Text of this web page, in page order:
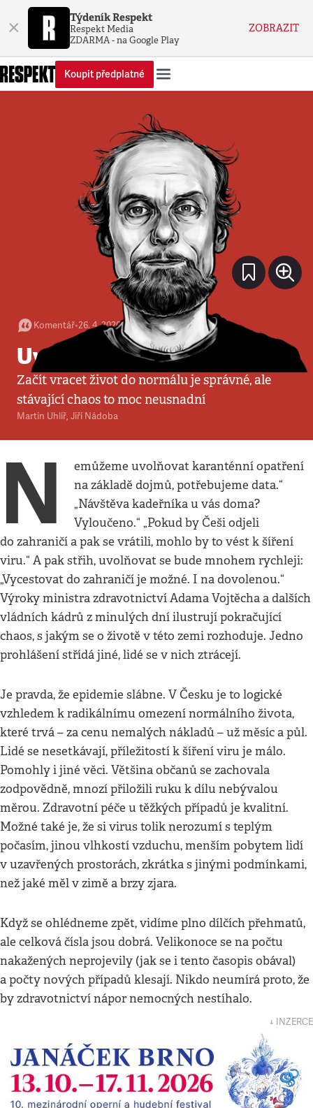
× Týdeník Respekt
Respekt Media
ZDARMA - na Google Play
ZOBRAZIT
Koupit předplatné
Komentář•26. 4. 2020•5 minut
Uvolnit a testovat
Začít vracet život do normálu je správné, ale
stávající chaos to moc neusnadní
Martin Uhlíř, Jiří Nádoba
N
emůžeme uvolňovat karanténní opatření
na základě dojmů, potřebujeme data.“
„Návštěva kadeřníka u vás doma?
Vyloučeno.“ „Pokud by Češi odjeli
do zahraničí a pak se vrátili, mohlo by to vést k šíření
viru.“ A pak střih, uvolňovat se bude mnohem rychleji:
„Vycestovat do zahraničí je možné. I na dovolenou.“
Výroky ministra zdravotnictví Adama Vojtěcha a dalších
vládních kádrů z minulých dní ilustrují pokračující
chaos, s jakým se o životě v této zemi rozhoduje. Jedno
prohlášení střídá jiné, lidé se v nich ztrácejí.
Je pravda, že epidemie slábne. V Česku je to logické
vzhledem k radikálnímu omezení normálního života,
které trvá – za cenu nemalých nákladů – už měsíc a půl.
Lidé se nesetkávají, příležitostí k šíření viru je málo.
Pomohly i jiné věci. Většina občanů se zachovala
zodpovědně, mnozí přiložili ruku k dílu nebývalou
měrou. Zdravotní péče u těžkých případů je kvalitní.
Možné také je, že si virus tolik nerozumí s teplým
počasím, jinou vlhkostí vzduchu, menším pobytem lidí
v uzavřených prostorách, zkrátka s jinými podmínkami,
než jaké měl v zimě a brzy zjara.
Když se ohlédneme zpět, vidíme plno dílčích přehmatů,
ale celková čísla jsou dobrá. Velikonoce se na počtu
nakažených neprojevily (jak se i tento časopis obával)
a počty nových případů klesají. Nikdo neumírá proto, že
by zdravotnictví nápor nemocných nestíhalo.
↓ INZERCE